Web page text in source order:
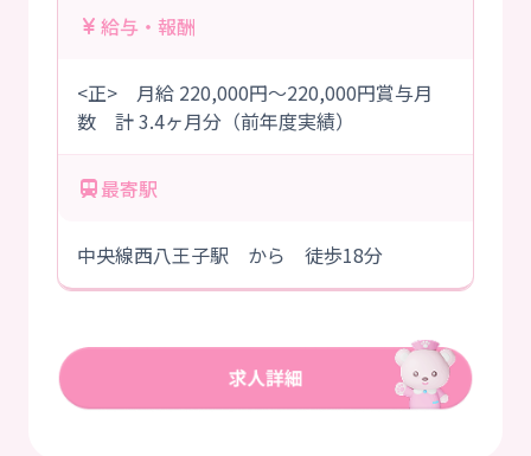
給与・報酬
<正> 月給 220,000円～220,000円賞与月
数 計 3.4ヶ月分（前年度実績）
最寄駅
中央線西八王子駅 から 徒歩18分